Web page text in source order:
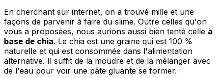
En cherchant sur internet, on a trouvé mille et une
façons de parvenir à faire du slime. Outre celles qu'on
vous a proposées, nous aurions aussi bien tenté celle à
base de chia. Le chia est une graine qui est 100 %
naturelle et qui est consommée dans l'alimentation
alternative. Il suffit de la moudre et de la mélanger avec
de l'eau pour voir une pâte gluante se former.